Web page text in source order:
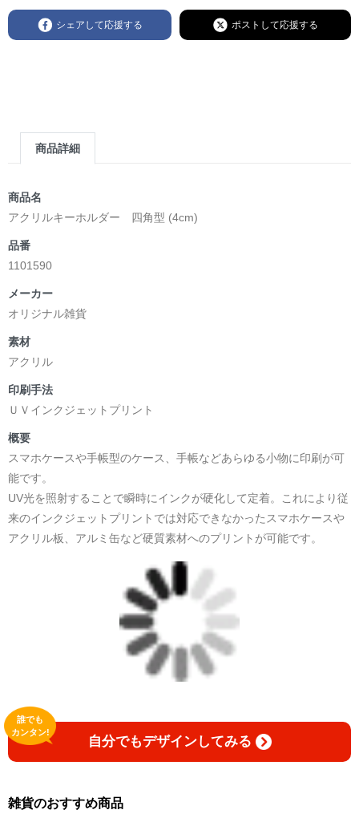
シェアして応援する ポストして応援する
商品詳細
商品名
アクリルキーホルダー 四角型 (4cm)
品番
1101590
メーカー
オリジナル雑貨
素材
アクリル
印刷手法
ＵＶインクジェットプリント
概要
スマホケースや手帳型のケース、手帳などあらゆる小物に印刷が可
能です。
UV光を照射することで瞬時にインクが硬化して定着。これにより従
来のインクジェットプリントでは対応できなかったスマホケースや
アクリル板、アルミ缶など硬質素材へのプリントが可能です。
自分でもデザインしてみる
誰でも
カンタン!
雑貨のおすすめ商品